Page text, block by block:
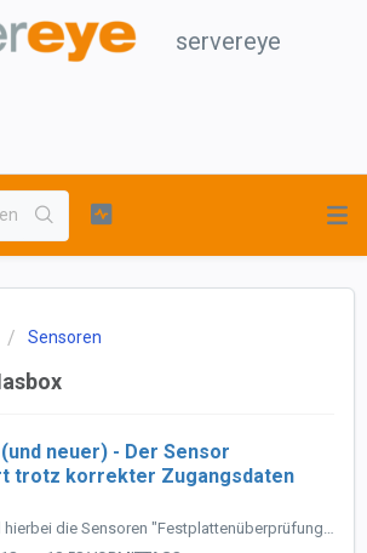
servereye
Sensoren
(und neuer) - Der Sensor
trotz korrekter Zugangsdaten
Betroffen sind hierbei die Sensoren "Festplattenüberprüfung für Terra® Nas" sowie "Systemstatus für Terra® Nas". Die Zugangsdaten sind k...